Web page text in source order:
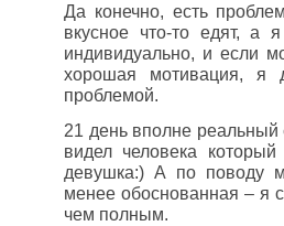
Да конечно, есть
вкусное что-то едят,
индивидуально, и если
хорошая мотивация,
проблемой.
21 день вполне реальный
видел человека
девушка:) А по поводу
менее обоснованная – я
чем полным.